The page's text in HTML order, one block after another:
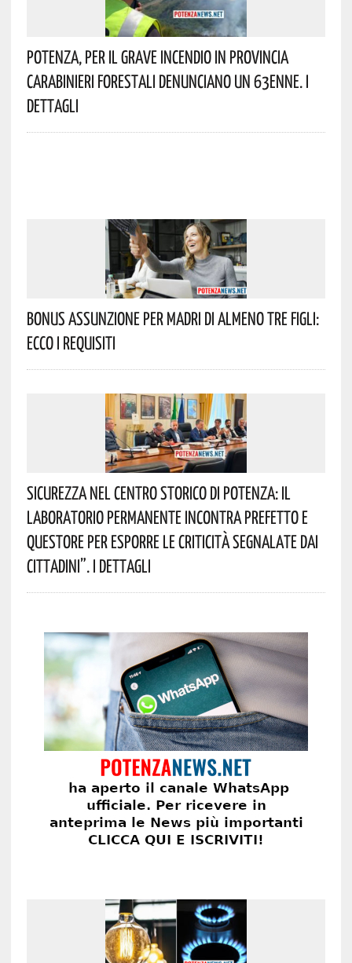
Potenza, Per Il Grave Incendio In Provincia
Carabinieri Forestali Denunciano Un 63enne. I
Dettagli
Bonus Assunzione Per Madri Di Almeno Tre Figli:
Ecco I Requisiti
Sicurezza Nel Centro Storico Di Potenza: Il
Laboratorio Permanente Incontra Prefetto E
Questore Per Esporre Le Criticità Segnalate Dai
Cittadini”. I Dettagli